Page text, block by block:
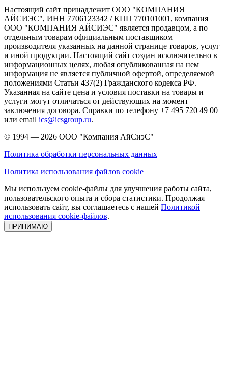
Настоящий сайт принадлежит ООО "КОМПАНИЯ
АЙСИЭС", ИНН 7706123342 / КПП 770101001, компания
ООО "КОМПАНИЯ АЙСИЭС" является продавцом, а по
отдельным товарам официальным поставщиком
производителя указанных на данной странице товаров, услуг
и иной продукции. Настоящий сайт создан исключительно в
информационных целях, любая опубликованная на нем
информация не является публичной офертой, определяемой
положениями Статьи 437(2) Гражданского кодекса РФ.
Указанная на сайте цена и условия поставки на товары и
услуги могут отличаться от действующих на момент
заключения договора. Справки по телефону +7 495 720 49 00
или email ics@icsgroup.ru.
© 1994 — 2026 ООО "Компания АйСиэС"
Политика обработки персональных данных
Политика использования файлов cookie
Мы используем cookie-файлы для улучшения работы сайта,
пользовательского опыта и сбора статистики. Продолжая
использовать сайт, вы соглашаетесь с нашей Политикой
использования cookie-файлов.
ПРИНИМАЮ